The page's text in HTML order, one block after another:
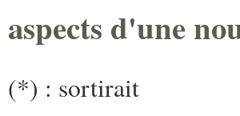
aspects d'une
(*) : sortirait